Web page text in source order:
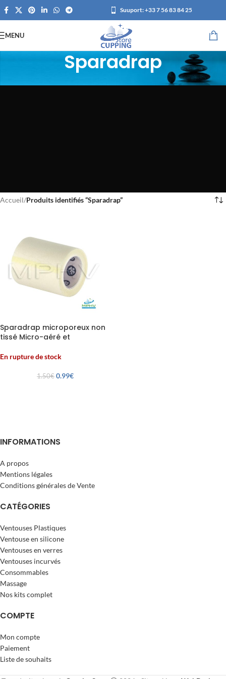
Suuport:+33 7 56 83 84 25
MENU
Sparadrap
Accueil/Produits identifiés “Sparadrap”
Sparadrap microporeux non
tissé Micro-aéré et
En rupture de stock
1.50€ 0.99€
INFORMATIONS
A propos
Mentions légales
Conditions générales de Vente
CATÉGORIES
Ventouses Plastiques
Ventouse en silicone
Ventouses en verres
Ventouses incurvés
Consommables
Massage
Nos kits complet
COMPTE
Mon compte
Paiement
Liste de souhaits